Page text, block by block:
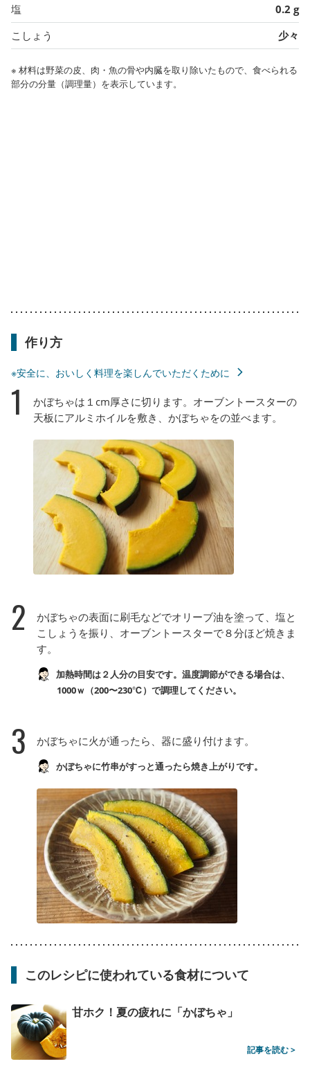
塩
0.2 g
こしょう
少々
※ 材料は野菜の皮、肉・魚の骨や内臓を取り除いたもので、食べられる
部分の分量（調理量）を表示しています。
作り方
※安全に、おいしく料理を楽しんでいただくために
1
かぼちゃは１cm厚さに切ります。オーブントースターの
天板にアルミホイルを敷き、かぼちゃをの並べます。
2
かぼちゃの表面に刷毛などでオリーブ油を塗って、塩と
こしょうを振り、オーブントースターで８分ほど焼きま
す。
加熱時間は２人分の目安です。温度調節ができる場合は、
1000ｗ（200〜230℃）で調理してください。
3 かぼちゃに火が通ったら、器に盛り付けます。
かぼちゃに竹串がすっと通ったら焼き上がりです。
このレシピに使われている食材について
甘ホク！夏の疲れに「かぼちゃ」
記事を読む >